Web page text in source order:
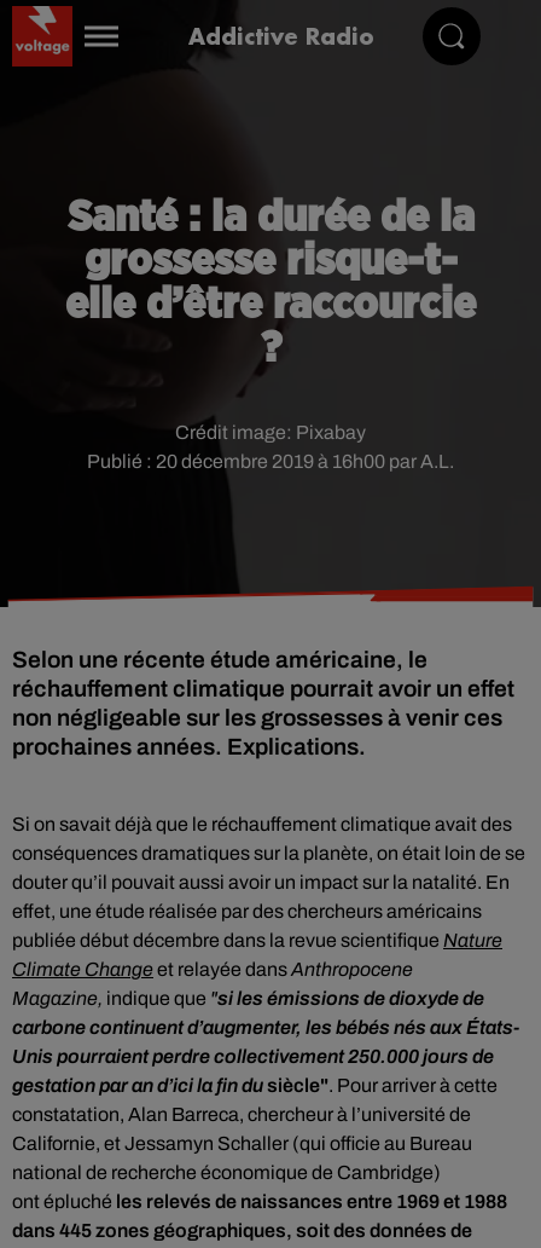
Addictive Radio
Santé : la durée de la
grossesse risque-t-
elle d’être raccourcie
?
Publié : 20 décembre 2019 à 16h00 par A.L.
Crédit image: Pixabay
Selon une récente étude américaine, le
réchauffement climatique pourrait avoir un effet
non négligeable sur les grossesses à venir ces
prochaines années. Explications.
Si on savait déjà que le réchauffement climatique avait des
conséquences dramatiques sur la planète, on était loin de se
douter qu’il pouvait aussi avoir un impact sur la natalité. En
effet, une étude réalisée par des chercheurs américains
publiée début décembre dans la revue scientifique Nature
Climate Changeet relayée dansAnthropocene
Magazine, indique que "si les émissions de dioxyde de
carbone continuent d’augmenter, les bébés nés aux États-
Unis pourraient perdre collectivement 250.000 jours de
gestation par an d’ici la fin dusiècle". Pour arriver à cette
constatation, Alan Barreca, chercheur à l’université de
Californie, et Jessamyn Schaller (qui officie au Bureau
national de recherche économique de Cambridge)
ont épluché les relevés de naissances entre 1969 et 1988
dans 445 zones géographiques, soit des données de